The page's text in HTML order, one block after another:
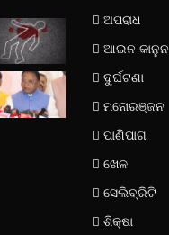
ଅପରାଧ
ଆଇନ କାନୁନ
ଦୁର୍ଘଟଣା
ମନୋରଞ୍ଜନ
ପାଣିପାଗ
ଖେଳ
ସେଲିବ୍ରିଟି
ଶିକ୍ଷା